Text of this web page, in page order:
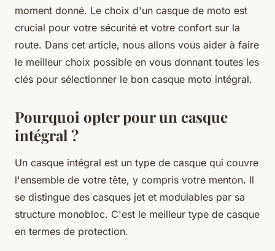
moment donné. Le choix d'un casque de moto est
crucial pour votre sécurité et votre confort sur la
route. Dans cet article, nous allons vous aider à faire
le meilleur choix possible en vous donnant toutes les
clés pour sélectionner le bon casque moto intégral.
Pourquoi opter pour un casque
intégral ?
Un casque intégral est un type de casque qui couvre
l'ensemble de votre tête, y compris votre menton. Il
se distingue des casques jet et modulables par sa
structure monobloc. C'est le meilleur type de casque
en termes de protection.